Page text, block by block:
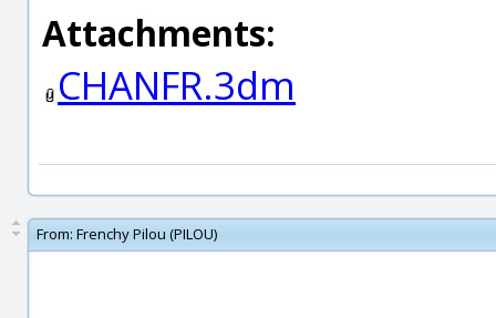
Attachments:
CHANFR.3dm
From: Frenchy Pilou (PILOU)